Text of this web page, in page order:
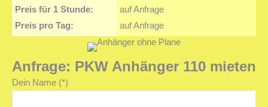
Preis für 1 Stunde:
Preis pro Tag:
auf Anfrage
auf Anfrage
Anfrage: PKW Anhänger 110 mieten
Dein Name (*)